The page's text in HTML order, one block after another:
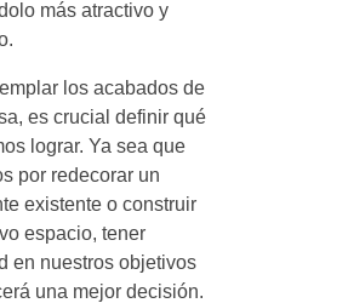
más atractivo y
los acabados de
es crucial definir qué
lograr. Ya sea que
por redecorar un
existente o construir
espacio, tener
en nuestros objetivos
una mejor decisión.